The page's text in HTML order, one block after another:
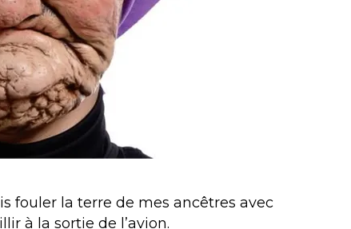
fouler la terre de mes ancêtres avec
à la sortie de l’avion.